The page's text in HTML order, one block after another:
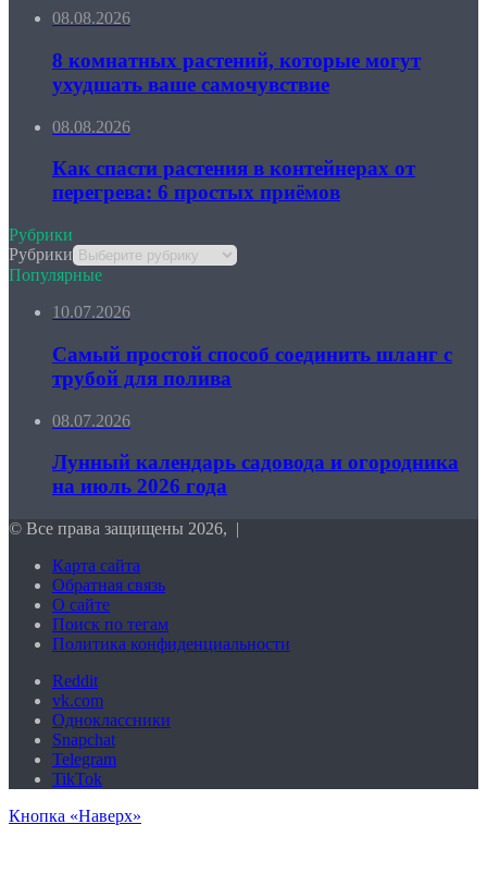
08.08.2026
8 комнатных растений, которые могут
ухудшать ваше самочувствие
08.08.2026
Как спасти растения в контейнерах от
перегрева: 6 простых приёмов
Рубрики
Рубрики
Популярные
10.07.2026
Самый простой способ соединить шланг с
трубой для полива
08.07.2026
Лунный календарь садовода и огородника
на июль 2026 года
© Все права защищены 2026, |
Карта сайта
Обратная связь
О сайте
Поиск по тегам
Политика конфиденциальности
Reddit
vk.com
Одноклассники
Snapchat
Telegram
TikTok
Кнопка «Наверх»